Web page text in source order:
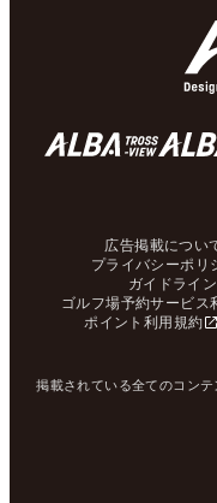
広告掲載につい
プライバシーポリ
ガイドライン
ゴルフ場予約サービス
ポイント利用規約
掲載されている全てのコン